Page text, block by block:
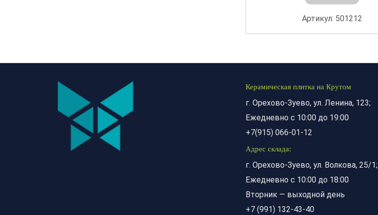
Артикул: 501212
Керамическая плитка на Крутом
г. Орехово-Зуево, ул. Ленина, 123;
Ежедневно с 10:00 до 19:00
+7(915) 066-01-12
Адрес склада:
г. Орехово-Зуево, ул. Волкова, 25/1;
Ежедневно с 10:00 до 18:00
Вторник — выходной день
+7 (991) 132-43-40